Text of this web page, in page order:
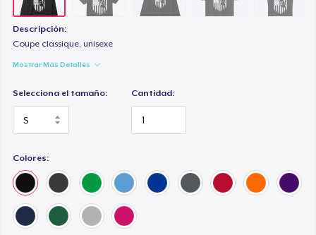
Descripción:
Coupe classique, unisexe
Mostrar Más Detalles
Selecciona el tamaño: Cantidad:
Colores: